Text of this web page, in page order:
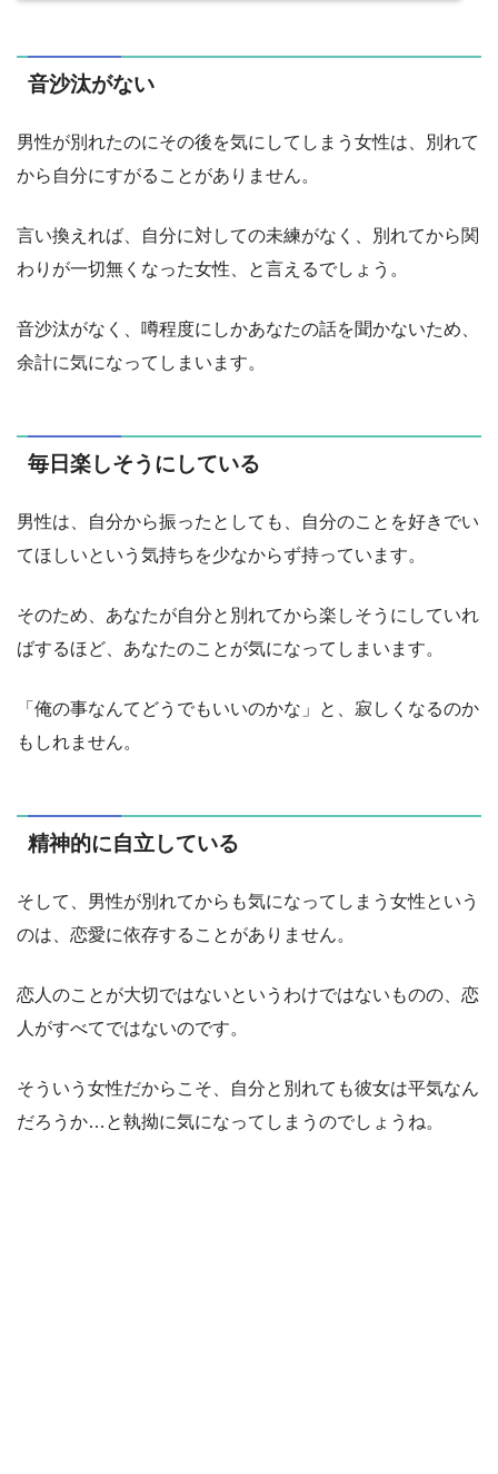
音沙汰がない
男性が別れたのにその後を気にしてしまう女性は、別れて
から自分にすがることがありません。
言い換えれば、自分に対しての未練がなく、別れてから関
わりが一切無くなった女性、と言えるでしょう。
音沙汰がなく、噂程度にしかあなたの話を聞かないため、
余計に気になってしまいます。
毎日楽しそうにしている
男性は、自分から振ったとしても、自分のことを好きでい
てほしいという気持ちを少なからず持っています。
そのため、あなたが自分と別れてから楽しそうにしていれ
ばするほど、あなたのことが気になってしまいます。
「俺の事なんてどうでもいいのかな」と、寂しくなるのか
もしれません。
精神的に自立している
そして、男性が別れてからも気になってしまう女性という
のは、恋愛に依存することがありません。
恋人のことが大切ではないというわけではないものの、恋
人がすべてではないのです。
そういう女性だからこそ、自分と別れても彼女は平気なん
だろうか…と執拗に気になってしまうのでしょうね。